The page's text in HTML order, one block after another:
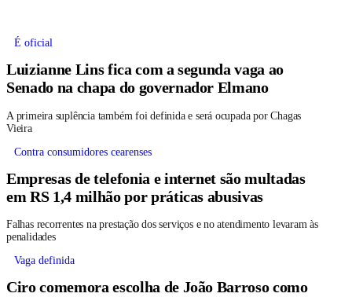
É oficial
Luizianne Lins fica com a segunda vaga ao
Senado na chapa do governador Elmano
A primeira suplência também foi definida e será ocupada por Chagas
Vieira
Contra consumidores cearenses
Empresas de telefonia e internet são multadas
em RS 1,4 milhão por práticas abusivas
Falhas recorrentes na prestação dos serviços e no atendimento levaram às
penalidades
Vaga definida
Ciro comemora escolha de João Barroso como